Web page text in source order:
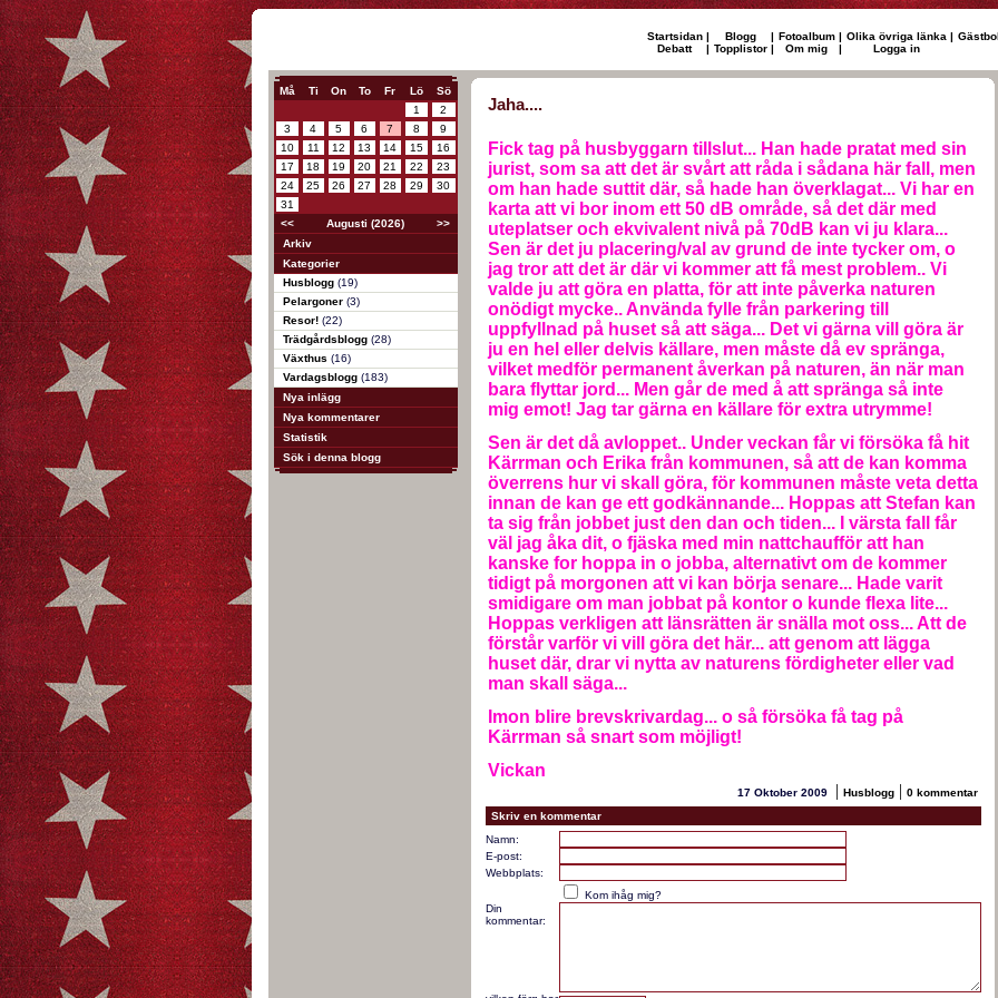
Startsidan | Blogg | Fotoalbum | Olika övriga länka |
Debatt
| Topplistor | Om mig | Logga in
Må Ti On To Fr Lö
Sö
1
2
3
4 5 6 7 8
9
10
11 12 13 14 15
16
17
18 19 20 21 22
23
24
25 26 27 28 29
30
31
<<
Augusti (2026)
>>
Arkiv
Kategorier
Husblogg (19)
Pelargoner (3)
Resor! (22)
Trädgårdsblogg (28)
Växthus (16)
Vardagsblogg (183)
Nya inlägg
Nya kommentarer
Statistik
Sök i denna blogg
Jaha....
Fick tag på husbyggarn tillslut... Han hade pratat med sin
jurist, som sa att det är svårt att råda i sådana här fall, men
om han hade suttit där, så hade han överklagat... Vi har en
karta att vi bor inom ett 50 dB område, så det där med
uteplatser och ekvivalent nivå på 70dB kan vi ju klara...
Sen är det ju placering/val av grund de inte tycker om, o
jag tror att det är där vi kommer att få mest problem.. Vi
valde ju att göra en platta, för att inte påverka naturen
onödigt mycke.. Använda fylle från parkering till
uppfyllnad på huset så att säga... Det vi gärna vill göra är
ju en hel eller delvis källare, men måste då ev spränga,
vilket medför permanent åverkan på naturen, än när man
bara flyttar jord... Men går de med å att spränga så inte
mig emot! Jag tar gärna en källare för extra utrymme!
Sen är det då avloppet.. Under veckan får vi försöka få hit
Kärrman och Erika från kommunen, så att de kan komma
överrens hur vi skall göra, för kommunen måste veta detta
innan de kan ge ett godkännande... Hoppas att Stefan kan
ta sig från jobbet just den dan och tiden... I värsta fall får
väl jag åka dit, o fjäska med min nattchaufför att han
kanske for hoppa in o jobba, alternativt om de kommer
tidigt på morgonen att vi kan börja senare... Hade varit
smidigare om man jobbat på kontor o kunde flexa lite...
Hoppas verkligen att länsrätten är snälla mot oss... Att de
förstår varför vi vill göra det här... att genom att lägga
huset där, drar vi nytta av naturens fördigheter eller vad
man skall säga...
Imon blire brevskrivardag... o så försöka få tag på
Kärrman så snart som möjligt!
Vickan
17 Oktober 2009 | Husblogg | 0 kommentar
Skriv en kommentar
Namn:
E-post:
Webbplats:
Kom ihåg mig?
Din
kommentar: